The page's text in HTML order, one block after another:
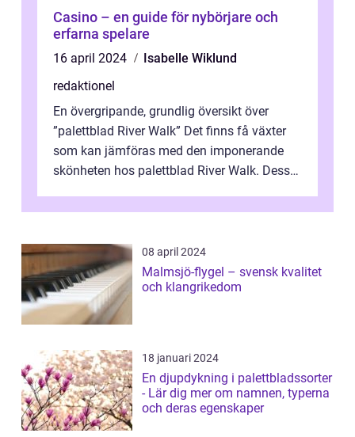
Casino – en guide för nybörjare och
erfarna spelare
16 april 2024
Isabelle Wiklund
redaktionel
En övergripande, grundlig översikt över
”palettblad River Walk” Det finns få växter
som kan jämföras med den imponerande
skönheten hos palettblad River Walk. Dess
08 april 2024
Malmsjö-flygel – svensk kvalitet
och klangrikedom
18 januari 2024
En djupdykning i palettbladssorter
- Lär dig mer om namnen, typerna
och deras egenskaper